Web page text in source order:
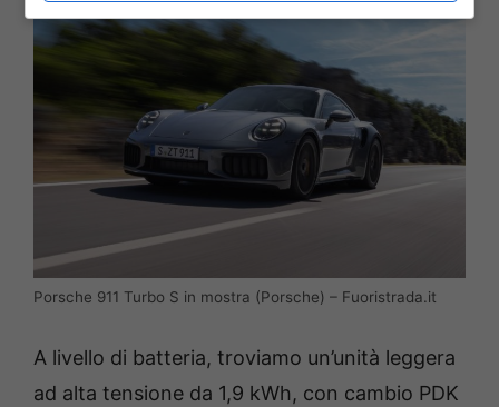
Porsche 911 Turbo S in mostra (Porsche) – Fuoristrada.it
A livello di batteria, troviamo un’unità leggera
ad alta tensione da 1,9 kWh, con cambio PDK